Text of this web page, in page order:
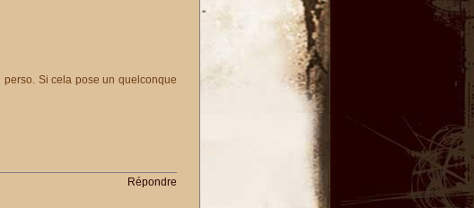
Si cela pose un quelconque
Répondre